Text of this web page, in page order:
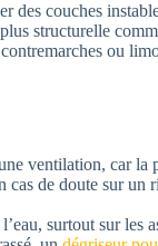
couches
structurelle
ou
ventilation, car
de doute sur
surtout sur les